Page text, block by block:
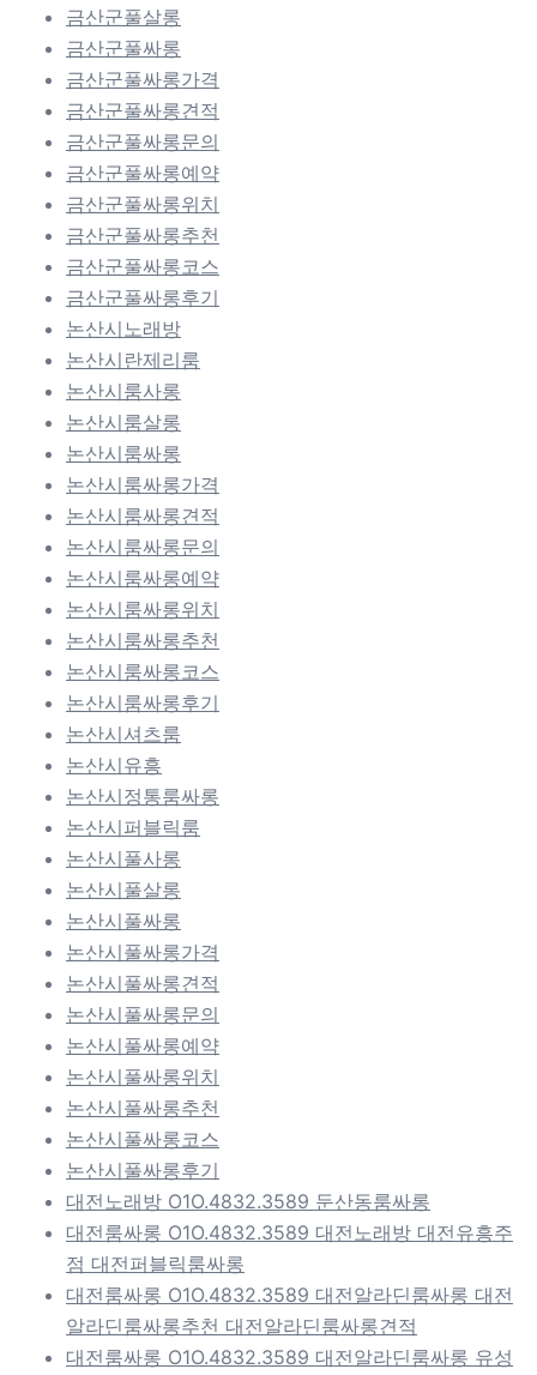
금산군풀살롱
금산군풀싸롱
금산군풀싸롱가격
금산군풀싸롱견적
금산군풀싸롱문의
금산군풀싸롱예약
금산군풀싸롱위치
금산군풀싸롱추천
금산군풀싸롱코스
금산군풀싸롱후기
논산시노래방
논산시란제리룸
논산시룸사롱
논산시룸살롱
논산시룸싸롱
논산시룸싸롱가격
논산시룸싸롱견적
논산시룸싸롱문의
논산시룸싸롱예약
논산시룸싸롱위치
논산시룸싸롱추천
논산시룸싸롱코스
논산시룸싸롱후기
논산시셔츠룸
논산시유흥
논산시정통룸싸롱
논산시퍼블릭룸
논산시풀사롱
논산시풀살롱
논산시풀싸롱
논산시풀싸롱가격
논산시풀싸롱견적
논산시풀싸롱문의
논산시풀싸롱예약
논산시풀싸롱위치
논산시풀싸롱추천
논산시풀싸롱코스
논산시풀싸롱후기
대전노래방 O1O.4832.3589 둔산동룸싸롱
대전룸싸롱 O1O.4832.3589 대전노래방 대전유흥주
점 대전퍼블릭룸싸롱
대전룸싸롱 O1O.4832.3589 대전알라딘룸싸롱 대전
알라딘룸싸롱추천 대전알라딘룸싸롱견적
대전룸싸롱 O1O.4832.3589 대전알라딘룸싸롱 유성